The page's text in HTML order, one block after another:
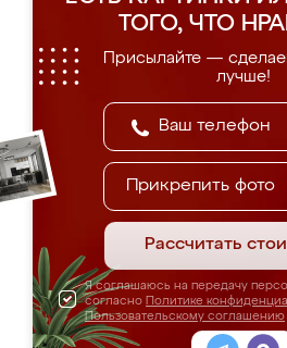
ТОГО, ЧТО
Присылайте —
лучше!
Прикрепить фото
Рассчитать
Я соглашаюсь на передачу
согласно Политике
Пользовательскому соглашению